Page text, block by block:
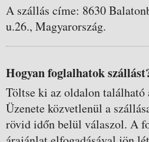
A szállás címe: 8630
u.26., Magyarország.
Hogyan foglalhatok
Töltse ki az oldalon
Üzenete közvetlenül a
rövid időn belül válaszol. A